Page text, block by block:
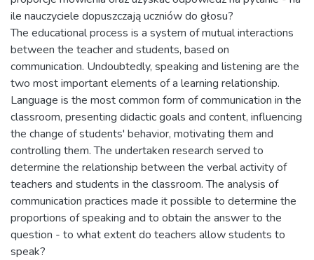
ile nauczyciele dopuszczają uczniów do głosu?
The educational process is a system of mutual interactions
between the teacher and students, based on
communication. Undoubtedly, speaking and listening are the
two most important elements of a learning relationship.
Language is the most common form of communication in the
classroom, presenting didactic goals and content, influencing
the change of students' behavior, motivating them and
controlling them. The undertaken research served to
determine the relationship between the verbal activity of
teachers and students in the classroom. The analysis of
communication practices made it possible to determine the
proportions of speaking and to obtain the answer to the
question - to what extent do teachers allow students to
speak?